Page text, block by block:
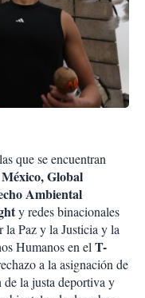
que se encuentran
Global
Ambiental
y redes binacionales
Paz y la Justicia y la
Humanos en elT-
a la asignación de
de la justa deportiva y